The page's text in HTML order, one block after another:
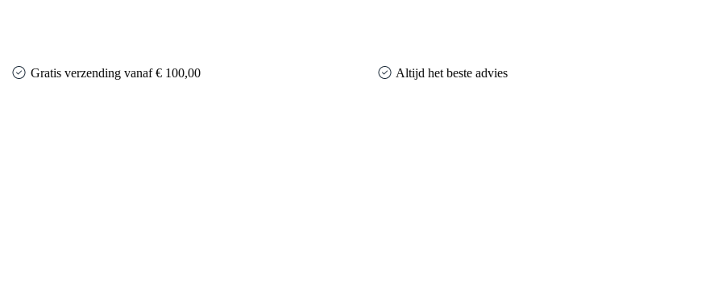
Gratis verzending vanaf € 100,00 Altijd het beste advies